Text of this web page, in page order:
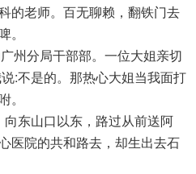
的老师。百无聊赖，翻铁门去
州分局干部部。一位大姐亲切
:不是的。那热心大姐当我面打
东山口以东，路过从前送阿
医院的共和路去，却生出去石